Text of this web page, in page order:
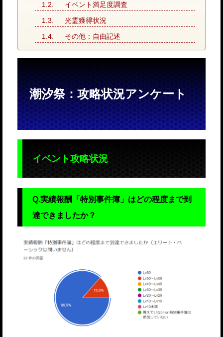
イベント満足度調査
光霊獲得状況
その他：自由記述
潮汐祭：攻略状況アンケート
イベント攻略状況
Q.実績報酬「特別事件簿」はどの程度まで到
達できましたか？